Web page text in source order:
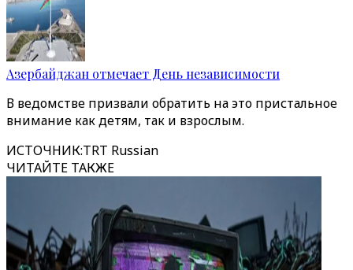
Азербайджан отмечает День независимости
В ведомстве призвали обратить на это пристальное
внимание как детям, так и взрослым.
ИСТОЧНИК:TRT Russian
ЧИТАЙТЕ ТАКЖЕ